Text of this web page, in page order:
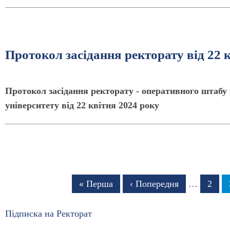
Протокол засідання ректорату від 22
Протокол засідання ректорату - оперативного штабу
університету від 22 квітня 2024 року
Перша
« Перша
Попередня
‹ Попередня … 2
Підписка на Ректорат